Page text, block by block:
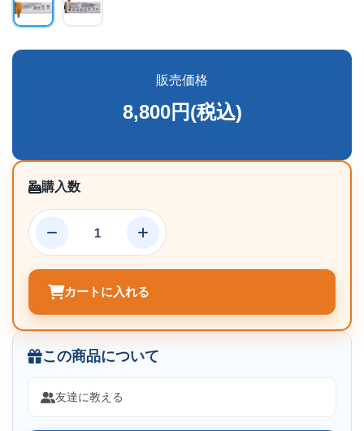
販売価格
8,800円(税込)
購入数
カートに入れる
この商品について
友達に教える